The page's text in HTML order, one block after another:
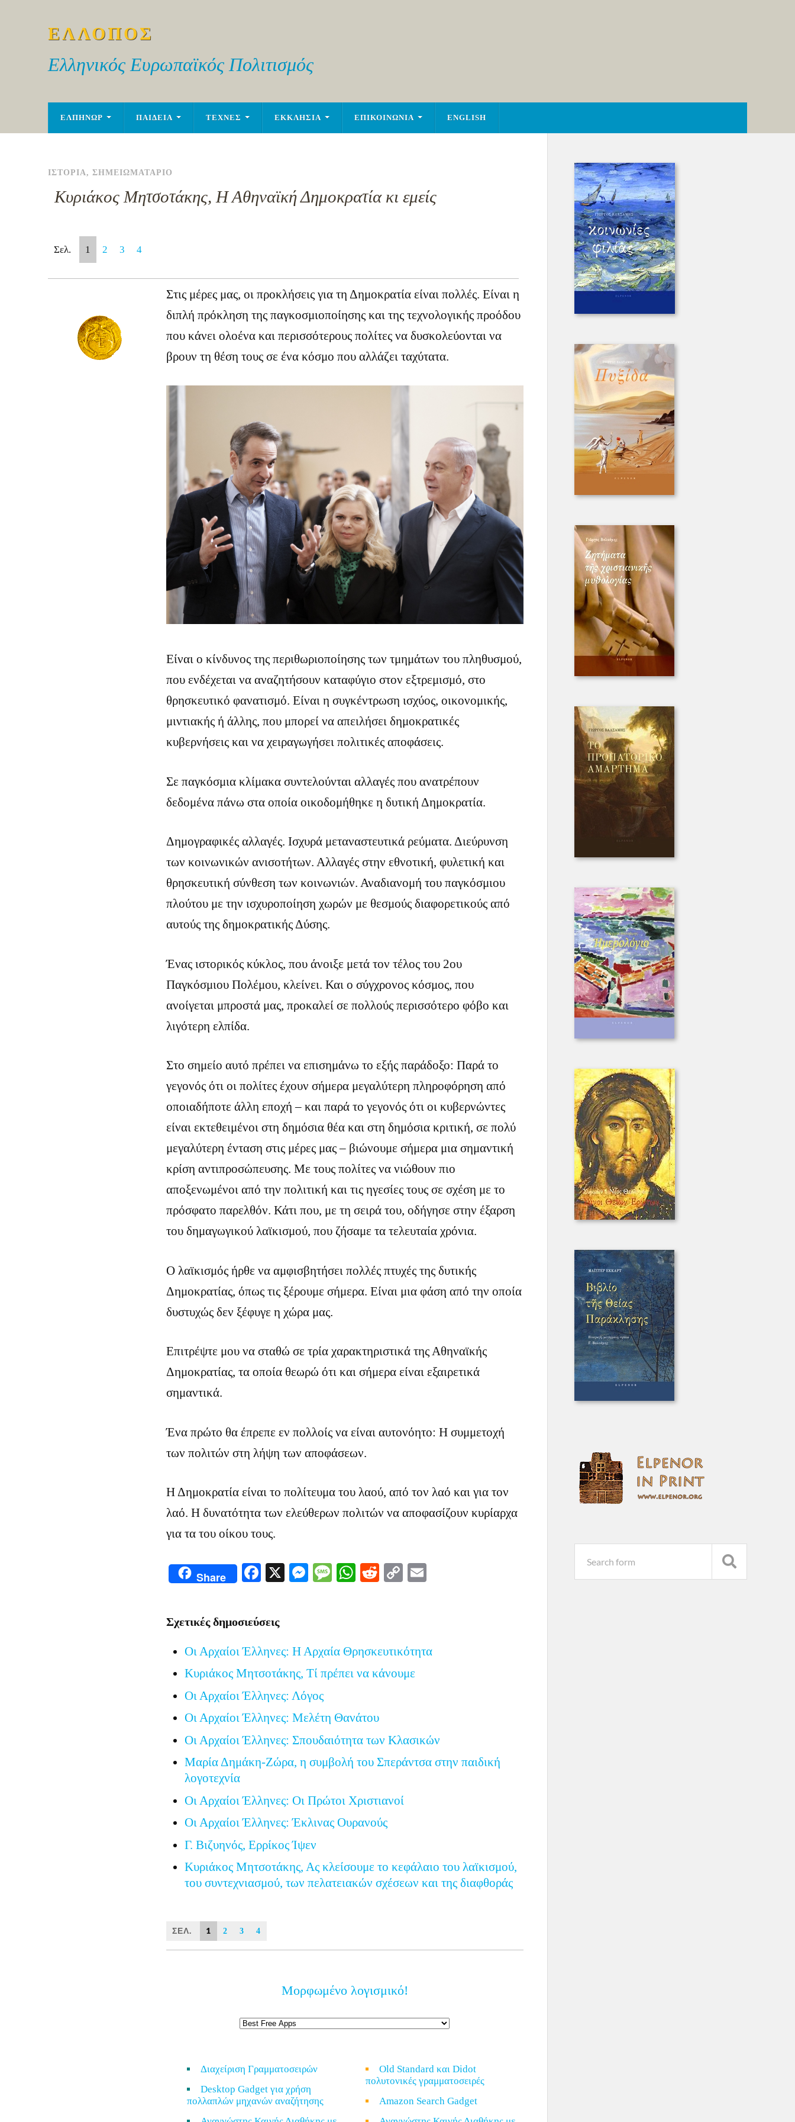
ΕΛΛΟΠΟΣ
Ελληνικός Ευρωπαϊκός Πολιτισμός
ΕΛΠΗΝΩΡ ΠΑΙΔΕΙΑ ΤΕΧΝΕΣ ΕΚΚΛΗΣΙΑ ΕΠΙΚΟΙΝΩΝΙΑ ENGLISH
ΙΣΤΟΡΙΑ, ΣΗΜΕΙΩΜΑΤΑΡΙΟ
Κυριάκος Μητσοτάκης, Η Αθηναϊκή Δημοκρατία κι εμείς
Σελ. 1 2 3 4
Στις μέρες μας, οι προκλήσεις για τη Δημοκρατία είναι πολλές. Είναι η
διπλή πρόκληση της παγκοσμιοποίησης και της τεχνολογικής προόδου
που κάνει ολοένα και περισσότερους πολίτες να δυσκολεύονται να
βρουν τη θέση τους σε ένα κόσμο που αλλάζει ταχύτατα.
Είναι ο κίνδυνος της περιθωριοποίησης των τμημάτων του πληθυσμού,
που ενδέχεται να αναζητήσουν καταφύγιο στον εξτρεμισμό, στο
θρησκευτικό φανατισμό. Είναι η συγκέντρωση ισχύος, οικονομικής,
μιντιακής ή άλλης, που μπορεί να απειλήσει δημοκρατικές
κυβερνήσεις και να χειραγωγήσει πολιτικές αποφάσεις.
Σε παγκόσμια κλίμακα συντελούνται αλλαγές που ανατρέπουν
δεδομένα πάνω στα οποία οικοδομήθηκε η δυτική Δημοκρατία.
Δημογραφικές αλλαγές. Ισχυρά μεταναστευτικά ρεύματα. Διεύρυνση
των κοινωνικών ανισοτήτων. Αλλαγές στην εθνοτική, φυλετική και
θρησκευτική σύνθεση των κοινωνιών. Αναδιανομή του παγκόσμιου
πλούτου με την ισχυροποίηση χωρών με θεσμούς διαφορετικούς από
αυτούς της δημοκρατικής Δύσης.
Ένας ιστορικός κύκλος, που άνοιξε μετά τον τέλος του 2ου
Παγκόσμιου Πολέμου, κλείνει. Και ο σύγχρονος κόσμος, που
ανοίγεται μπροστά μας, προκαλεί σε πολλούς περισσότερο φόβο και
λιγότερη ελπίδα.
Στο σημείο αυτό πρέπει να επισημάνω το εξής παράδοξο: Παρά το
γεγονός ότι οι πολίτες έχουν σήμερα μεγαλύτερη πληροφόρηση από
οποιαδήποτε άλλη εποχή – και παρά το γεγονός ότι οι κυβερνώντες
είναι εκτεθειμένοι στη δημόσια θέα και στη δημόσια κριτική, σε πολύ
μεγαλύτερη ένταση στις μέρες μας – βιώνουμε σήμερα μια σημαντική
κρίση αντιπροσώπευσης. Με τους πολίτες να νιώθουν πιο
αποξενωμένοι από την πολιτική και τις ηγεσίες τους σε σχέση με το
πρόσφατο παρελθόν. Κάτι που, με τη σειρά του, οδήγησε στην έξαρση
του δημαγωγικού λαϊκισμού, που ζήσαμε τα τελευταία χρόνια.
Ο λαϊκισμός ήρθε να αμφισβητήσει πολλές πτυχές της δυτικής
Δημοκρατίας, όπως τις ξέρουμε σήμερα. Είναι μια φάση από την οποία
δυστυχώς δεν ξέφυγε η χώρα μας.
Επιτρέψτε μου να σταθώ σε τρία χαρακτηριστικά της Αθηναϊκής
Δημοκρατίας, τα οποία θεωρώ ότι και σήμερα είναι εξαιρετικά
σημαντικά.
Ένα πρώτο θα έπρεπε εν πολλοίς να είναι αυτονόητο: Η συμμετοχή
των πολιτών στη λήψη των αποφάσεων.
Η Δημοκρατία είναι το πολίτευμα του λαού, από τον λαό και για τον
λαό. Η δυνατότητα των ελεύθερων πολιτών να αποφασίζουν κυρίαρχα
για τα του οίκου τους.
Share Facebook
X Messenger
Message
WhatsApp
Reddit
Copy
Σχετικές δημοσιεύσεις
Οι Αρχαίοι Έλληνες: Η Αρχαία Θρησκευτικότητα
Κυριάκος Μητσοτάκης, Τί πρέπει να κάνουμε
Οι Αρχαίοι Έλληνες: Λόγος
Οι Αρχαίοι Έλληνες: Μελέτη Θανάτου
Οι Αρχαίοι Έλληνες: Σπουδαιότητα των Κλασικών
Μαρία Δημάκη-Ζώρα, η συμβολή του Σπεράντσα στην παιδική
λογοτεχνία
Οι Αρχαίοι Έλληνες: Οι Πρώτοι Χριστιανοί
Οι Αρχαίοι Έλληνες: Έκλινας Ουρανούς
Γ. Βιζυηνός, Ερρίκος Ίψεν
Κυριάκος Μητσοτάκης, Ας κλείσουμε το κεφάλαιο του λαϊκισμού,
του συντεχνιασμού, των πελατειακών σχέσεων και της διαφθοράς
ΣΕΛ. 1 2 3 4
Μορφωμένο λογισμικό!
Διαχείριση Γραμματοσειρών
Desktop Gadget για χρήση
πολλαπλών μηχανών αναζήτησης
Old Standard και Didot
πολυτονικές γραμματοσειρές
Amazon Search Gadget